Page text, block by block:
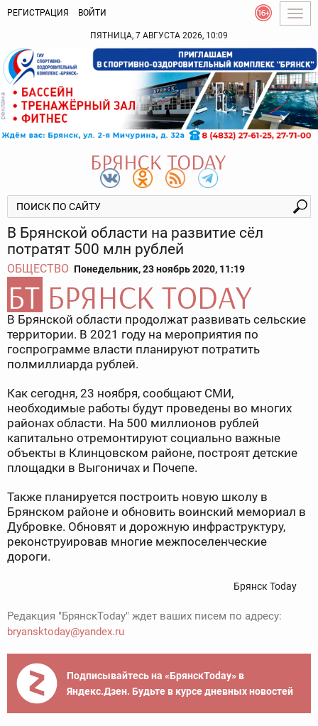
РЕГИСТРАЦИЯ ВОЙТИ
ПЯТНИЦА, 7 АВГУСТА 2026, 10:09
В Брянской области на развитие сёл
потратят 500 млн рублей
ОБЩЕСТВО Понедельник, 23 ноябрь 2020, 11:19
В Брянской области продолжат развивать сельские
территории. В 2021 году на мероприятия по
госпрограмме власти планируют потратить
полмиллиарда рублей.
Как сегодня, 23 ноября, сообщают СМИ,
необходимые работы будут проведены во многих
районах области. На 500 миллионов рублей
капитально отремонтируют социально важные
объекты в Клинцовском районе, построят детские
площадки в Выгоничах и Почепе.
Также планируется построить новую школу в
Брянском районе и обновить воинский мемориал в
Дубровке. Обновят и дорожную инфраструктуру,
реконструировав многие межпоселенческие
дороги.
Брянск Today
Редакция "БрянскToday" ждет ваших писем по адресу:
bryansktoday@yandex.ru
Подписывайтесь на «БрянскToday» в
Яндекс.Дзен. Будьте в курсе дневных новостей